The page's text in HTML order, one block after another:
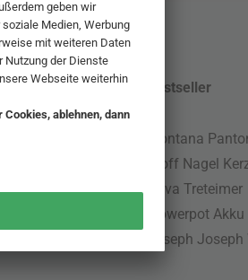
Bestseller
Montana
Stoff Nagel
Nova Treteimer
Flowerpot
Joseph